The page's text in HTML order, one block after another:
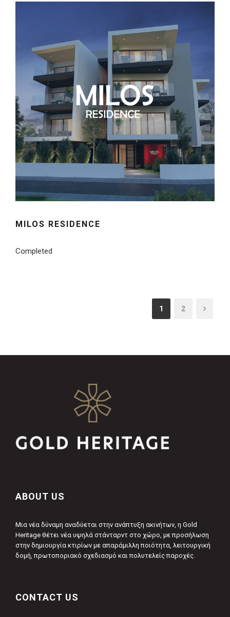
MILOS RESIDENCE
Completed
1 2
ABOUT US
Μια νέα δύναμη αναδύεται στην ανάπτυξη ακινήτων, η Gold
Heritage θέτει νέα υψηλά στάνταρντ στο χώρο, με προσήλωση
στην δημιουργία κτιρίων με απαράμιλλη ποιότητα, λειτουργική
δομή, πρωτοποριακό σχεδιασμό και πολυτελείς παροχές.
CONTACT US